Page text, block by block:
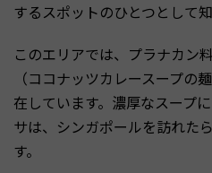
するスポットのひとつとして
このエリアでは、プラナカン
（ココナッツカレースープの
在しています。濃厚なスープ
サは、シンガポールを訪れた
す。